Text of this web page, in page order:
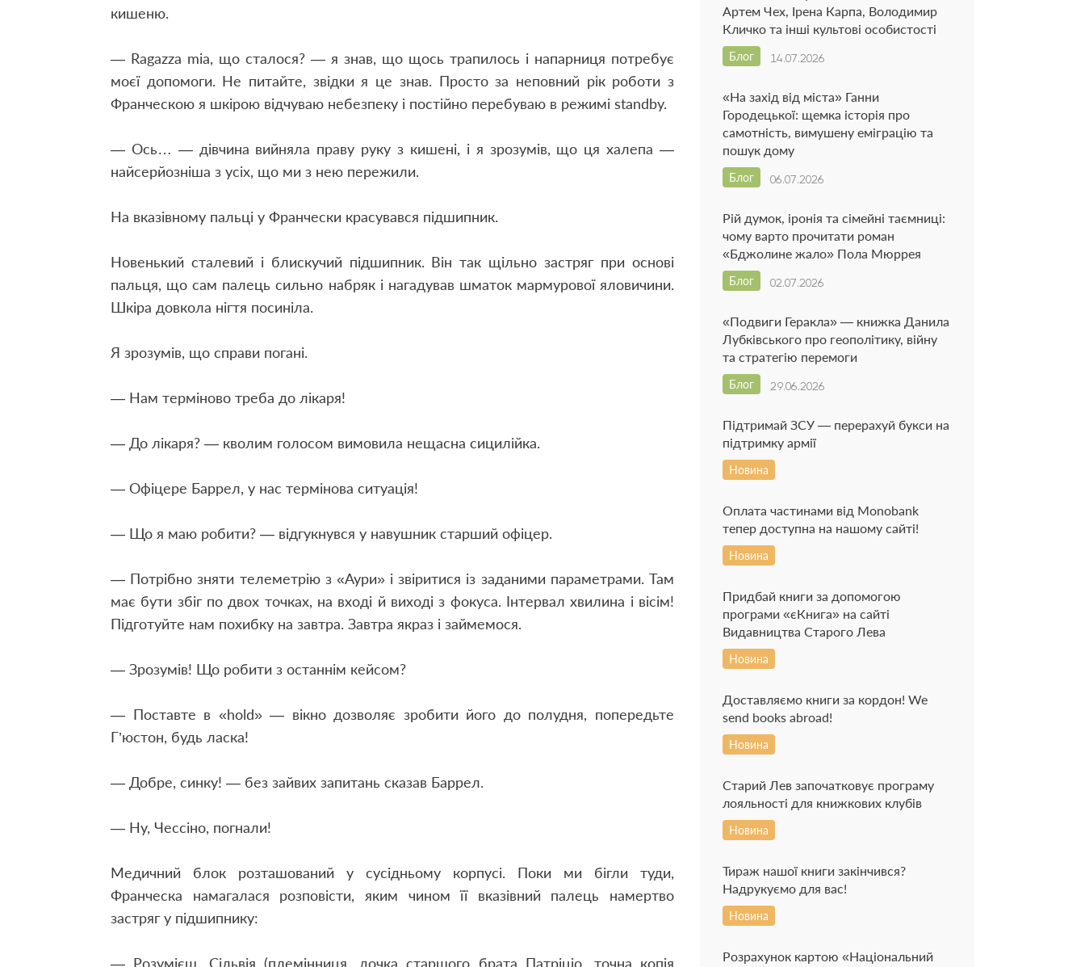
кишеню.
— Ragazza mia, що сталося? — я знав, що щось трапилось і напарниця потребує
моєї допомоги. Не питайте, звідки я це знав. Просто за неповний рік роботи з
Франческою я шкірою відчуваю небезпеку і постійно перебуваю в режимі standby.
— Ось… — дівчина вийняла праву руку з кишені, і я зрозумів, що ця халепа —
найсерйозніша з усіх, що ми з нею пережили.
На вказівному пальці у Франчески красувався підшипник.
Новенький сталевий і блискучий підшипник. Він так щільно застряг при основі
пальця, що сам палець сильно набряк і нагадував шматок мармурової яловичини.
Шкіра довкола нігтя посиніла.
Я зрозумів, що справи погані.
— Нам терміново треба до лікаря!
— До лікаря? — кволим голосом вимовила нещасна сицилійка.
— Офіцере Баррел, у нас термінова ситуація!
— Що я маю робити? — відгукнувся у навушник старший офіцер.
— Потрібно зняти телеметрію з «Аури» і звіритися із заданими параметрами. Там
має бути збіг по двох точках, на вході й виході з фокуса. Інтервал хвилина і вісім!
Підготуйте нам похибку на завтра. Завтра якраз і займемося.
— Зрозумів! Що робити з останнім кейсом?
— Поставте в «hold» — вікно дозволяє зробити його до полудня, попередьте
Г’юстон, будь ласка!
— Добре, синку! — без зайвих запитань сказав Баррел.
— Ну, Чессіно, погнали!
Медичний блок розташований у сусідньому корпусі. Поки ми бігли туди,
Франческа намагалася розповісти, яким чином її вказівний палець намертво
застряг у підшипнику:
— Розумієш, Сільвія (племінниця, дочка старшого брата Патріціо, точна копія
Артем Чех, Ірена Карпа, Володимир
Кличко та інші культові особистості
14.07.2026
Блог
«На захід від міста» Ганни
Городецької: щемка історія про
самотність, вимушену еміграцію та
пошук дому
06.07.2026
Блог
Рій думок, іронія та сімейні таємниці:
чому варто прочитати роман
«Бджолине жало» Пола Мюррея
02.07.2026
Блог
«Подвиги Геракла» — книжка Данила
Лубківського про геополітику, війну
та стратегію перемоги
29.06.2026
Блог
Підтримай ЗСУ — перерахуй букси на
підтримку армії
Новина
Оплата частинами від Monobank
тепер доступна на нашому сайті!
Новина
Придбай книги за допомогою
програми «єКнига» на сайті
Видавництва Старого Лева
Новина
Доставляємо книги за кордон! We
send books abroad!
Новина
Старий Лев започатковує програму
лояльності для книжкових клубів
Новина
Тираж нашої книги закінчився?
Надрукуємо для вас!
Новина
Розрахунок картою «Національний